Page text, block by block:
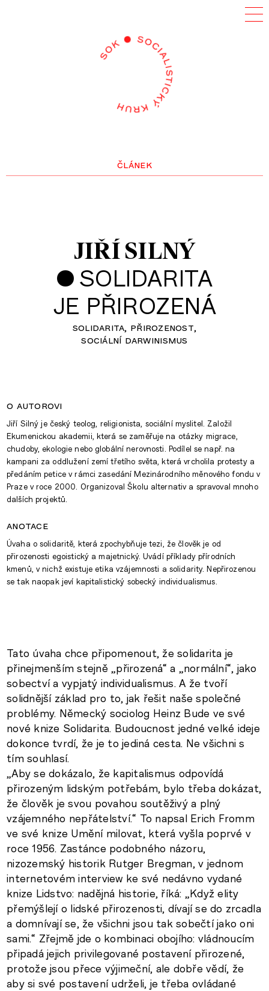
článek
JIŘÍ SILNÝ
• SOLIDARITA
JE PŘIROZENÁ
solidarita přirozenost
sociální darwinismus
o autorovi
Jiří Silný je český teolog, religionista, sociální myslitel. Založil
Ekumenickou akademii, která se zaměřuje na otázky migrace,
chudoby, ekologie nebo globální nerovnosti. Podílel se např. na
kampani za oddlužení zemí třetího světa, která vrcholila protesty a
předáním petice v rámci zasedání Mezinárodního měnového fondu v
Praze v roce 2000. Organizoval Školu alternativ a spravoval mnoho
dalších projektů.
anotace
Úvaha o solidaritě, která zpochybňuje tezi, že člověk je od
přirozenosti egoistický a majetnický. Uvádí příklady přírodních
kmenů, v nichž existuje etika vzájemnosti a solidarity. Nepřirozenou
se tak naopak jeví kapitalistický sobecký individualismus.
Tato úvaha chce připomenout, že solidarita je
přinejmenším stejně „přirozená“ a „normální“, jako
sobectví a vypjatý individualismus. A že tvoří
solidnější základ pro to, jak řešit naše společné
problémy. Německý sociolog Heinz Bude ve své
nové knize Solidarita. Budoucnost jedné velké ideje
dokonce tvrdí, že je to jediná cesta. Ne všichni s
tím souhlasí.
„Aby se dokázalo, že kapitalismus odpovídá
přirozeným lidským potřebám, bylo třeba dokázat,
že člověk je svou povahou soutěživý a plný
vzájemného nepřátelství.“ To napsal Erich Fromm
ve své knize Umění milovat, která vyšla poprvé v
roce 1956. Zastánce podobného názoru,
nizozemský historik Rutger Bregman, v jednom
internetovém interview ke své nedávno vydané
knize Lidstvo: nadějná historie, říká: „Když elity
přemýšlejí o lidské přirozenosti, dívají se do zrcadla
a domnívají se, že všichni jsou tak sobečtí jako oni
sami.“ Zřejmě jde o kombinaci obojího: vládnoucím
připadá jejich privilegované postavení přirozené,
protože jsou přece výjimeční, ale dobře vědí, že
aby si své postavení udrželi, je třeba ovládané